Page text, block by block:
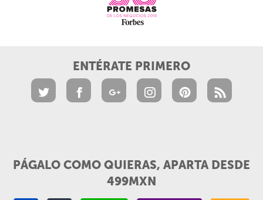
ENTÉRATE PRIMERO
PÁGALO COMO QUIERAS, APARTA DESDE
499MXN